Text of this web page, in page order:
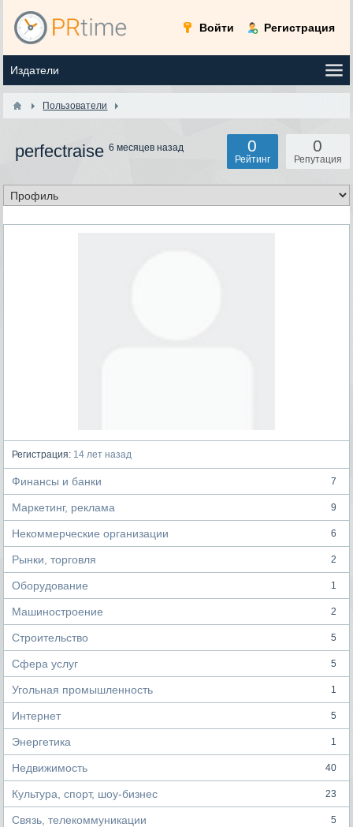
Войти Регистрация
Пользователи
perfectraise6 месяцев назад 0
Репутация
0
Рейтинг
Регистрация: 14 лет назад
Финансы и банки 7
Маркетинг, реклама 9
Некоммерческие организации 6
Рынки, торговля 2
Оборудование 1
Машиностроение 2
Строительство 5
Сфера услуг 5
Угольная промышленность 1
Интернет 5
Энергетика 1
Недвижимость 40
Культура, спорт, шоу-бизнес 23
Связь, телекоммуникации 5